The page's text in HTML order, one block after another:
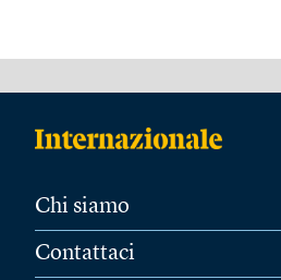
Chi siamo
Contattaci